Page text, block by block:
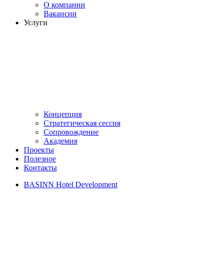
О компании
Вакансии
Услуги
Концепция
Стратегическая сессия
Сопровождение
Академия
Проекты
Полезное
Контакты
BASINN Hotel Development